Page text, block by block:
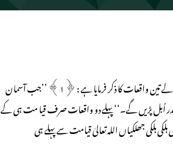
سورۃ الانفطار کی ابتدائی تین آیتوں میں اللہ تعالیٰ نے قیامت کے دن پیش آنے والے تین واقعات کا ذکر فرمایا ہے : ﴿۱﴾ ’’جب آسمان
سیارے جھڑپڑیں گے‘‘ ﴿۳﴾ ’’جب سمندر اُبل پڑیں گے۔‘‘ پہلے دو واقعات صرف قیا مت ہی کے
ہلکی جھلکیاں اللہ تعالیٰ قیامت سے پہلے ہی